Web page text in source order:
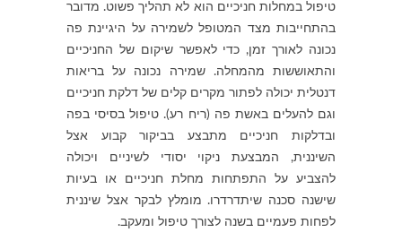
טיפול במחלות חניכיים הוא לא תהליך פשוט. מדובר
בהתחייבות מצד המטופל לשמירה על היגיינת פה
נכונה לאורך זמן, כדי לאפשר שיקום של החניכיים
והתאוששות מהמחלה. שמירה נכונה על בריאות
דנטלית יכולה לפתור מקרים קלים של דלקת חניכיים
וגם להעלים באשת פה (ריח רע). טיפול בסיסי בפה
ובדלקות חניכיים מתבצע בביקור קבוע אצל
השיננית, המבצעת ניקוי יסודי לשיניים ויכולה
להצביע על התפתחות מחלת חניכיים או בעיות
שישנה סכנה שיתדרדרו. מומלץ לבקר אצל שיננית
לפחות פעמיים בשנה לצורך טיפול ומעקב.